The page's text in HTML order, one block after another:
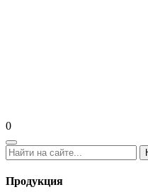
0
Продукция